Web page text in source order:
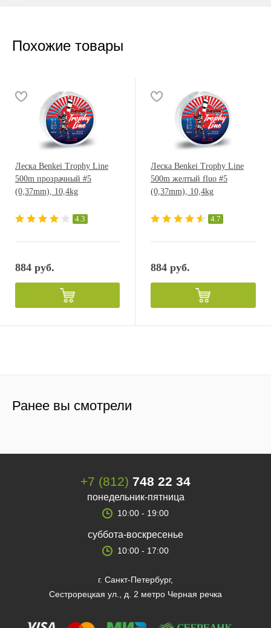
Похожие товары
Леска Benkei Trophy Line
500m прозрачный #5
(0,37mm), 10,4kg
4.3
884 руб.
Леска Benkei Trophy Line
500m желтый fluo #5
(0,37mm), 10,4kg
4.7
884 руб.
Ранее вы смотрели
+7 (812) 748 22 34
понедельник-пятница
10:00 - 19:00
суббота-воскресенье
10:00 - 17:00
г. Санкт-Петербург,
Сестрорецкая ул., д. 2 метро Черная речка